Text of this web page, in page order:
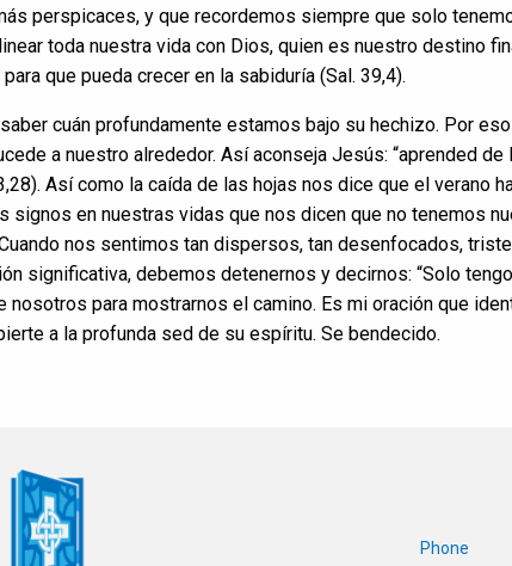
perspicaces, y que recordemos siempre que solo
toda nuestra vida con Dios, quien es nuestro destino
que pueda crecer en la sabiduría (Sal. 39,4).
cuán profundamente estamos bajo su hechizo. Por
a nuestro alrededor. Así aconseja Jesús: “aprended de
Así como la caída de las hojas nos dice que el verano
en nuestras vidas que nos dicen que no tenemos
nos sentimos tan dispersos, tan desenfocados,
significativa, debemos detenernos y decirnos: “Solo
para mostrarnos el camino. Es mi oración que
a la profunda sed de su espíritu. Se bendecido.
Phone